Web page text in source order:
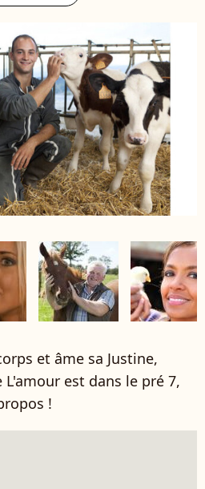
et âme sa Justine,
est dans le pré 7,
!